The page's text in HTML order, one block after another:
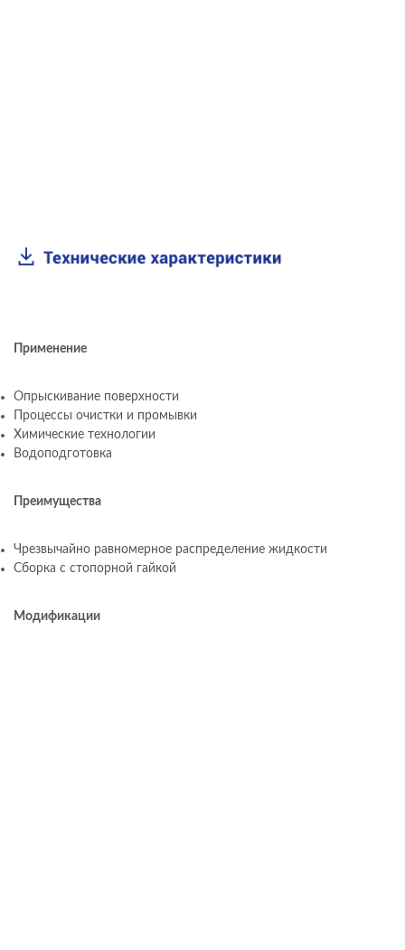
Применение
Опрыскивание поверхности
Процессы очистки и промывки
Химические технологии
Водоподготовка
Преимущества
Чрезвычайно равномерное распределение жидкости
Сборка с стопорной гайкой
Модификации